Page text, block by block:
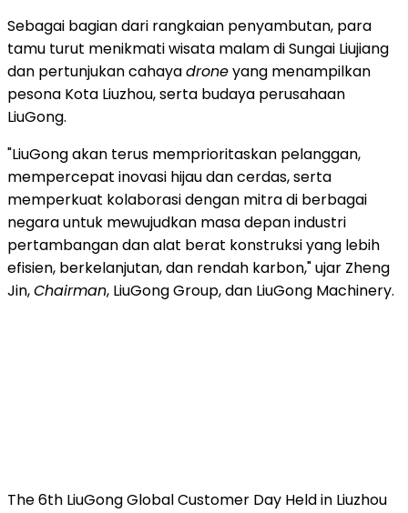
Sebagai bagian dari rangkaian penyambutan, para
tamu turut menikmati wisata malam di Sungai Liujiang
dan pertunjukan cahayadroneyang menampilkan
pesona Kota Liuzhou, serta budaya perusahaan
LiuGong.
"LiuGong akan terus memprioritaskan pelanggan,
mempercepat inovasi hijau dan cerdas, serta
memperkuat kolaborasi dengan mitra di berbagai
negara untuk mewujudkan masa depan industri
pertambangan dan alat berat konstruksi yang lebih
efisien, berkelanjutan, dan rendah karbon," ujar Zheng
Jin,Chairman, LiuGong Group, dan LiuGong Machinery.
The 6th LiuGong Global Customer Day Held in Liuzhou